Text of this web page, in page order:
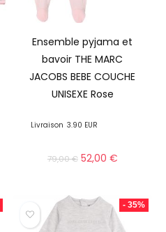
Ensemble pyjama et
bavoir THE MARC
JACOBS BEBE COUCHE
UNISEXE Rose
Livraison 3.90 EUR
79,00€ 52,00 €
- 35%